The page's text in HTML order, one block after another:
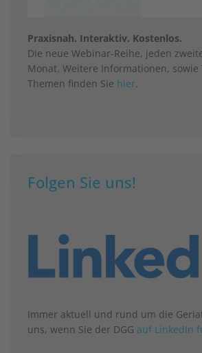
Praxisnah. Interaktiv. Kostenlos.
Die neue Webinar-Reihe, jeden
Monat. Weitere Informationen, sowie
Themen finden Sie hier.
Folgen Sie uns!
Immer aktuell und rund um die
uns, wenn Sie der DGG auf LinkedIn